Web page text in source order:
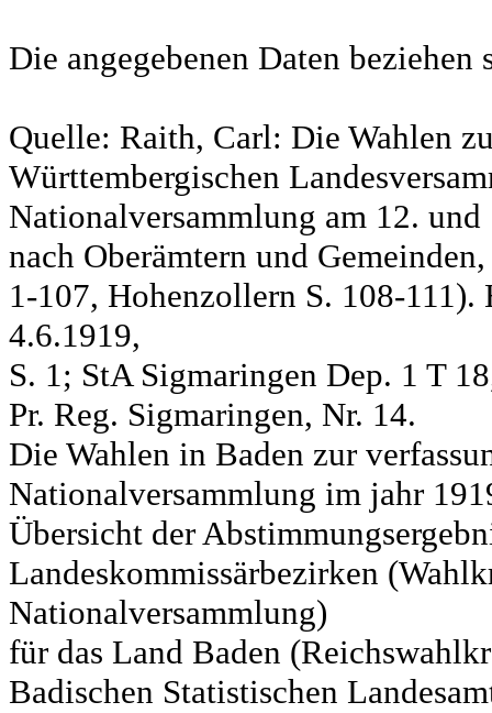
Die angegebenen Daten
Quelle: Raith, Carl: Die Wahlen
Württembergischen
Nationalversammlung am 12. und
nach Oberämtern und
1-107, Hohenzollern S. 108-
4.6.1919,
S. 1; StA Sigmaringen Dep. 1 T
Pr. Reg. Sigmaringen, Nr. 14.
Die Wahlen in Baden zur
Nationalversammlung im jahr
Übersicht der
Landeskommissärbezirken
Nationalversammlung)
für das Land Baden
Badischen Statistischen